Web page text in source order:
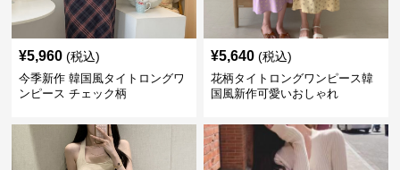
¥5,960 (税込)
今季新作 韓国風タイトロングワ
ンピース チェック柄
¥5,640 (税込)
花柄タイトロングワンピース韓
国風新作可愛いおしゃれ